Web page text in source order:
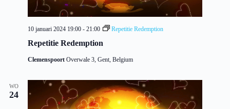
Repetitie Redemption
10 januari 2024 19:00 - 21:00 Repetitie Redemption
Clemenspoort Overwale 3, Gent, Belgium
WO
24